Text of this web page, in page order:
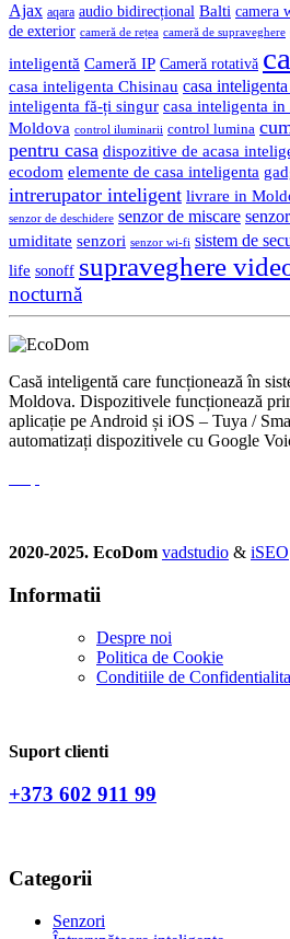
Ajax aqara audio bidirecțional Balti camera
de exterior cameră de rețea cameră de supraveghere
inteligentă Cameră IP Cameră rotativă
casa inteligenta Chisinau casa
inteligenta fă-ți singur casa inteligenta in
Moldova control iluminarii control lumina
pentru casa dispozitive de acasa
ecodom elemente de casa inteligenta
intrerupator inteligent livrare in
senzor de deschidere senzor de miscare
umiditate senzori senzor wi-fi sistem de
life sonoff supraveghere
nocturnă
Casă inteligentă care funcționează în
Moldova. Dispozitivele funcționează
aplicație pe Android și iOS – Tuya /
automatizați dispozitivele cu Google
2020-2025. EcoDom vadstudio & iSEO
Informatii
Despre noi
Politica de Сookie
Conditiile de
Suport clienti
+373 602 911 99
Categorii
Senzori